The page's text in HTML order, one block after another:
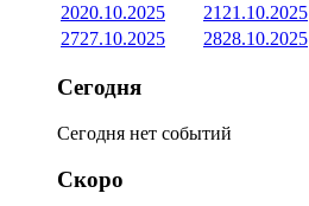
2020.10.2025 21 21.10.2025
2727.10.2025 2828.10.2025
Сегодня
Сегодня нет событий
Скоро